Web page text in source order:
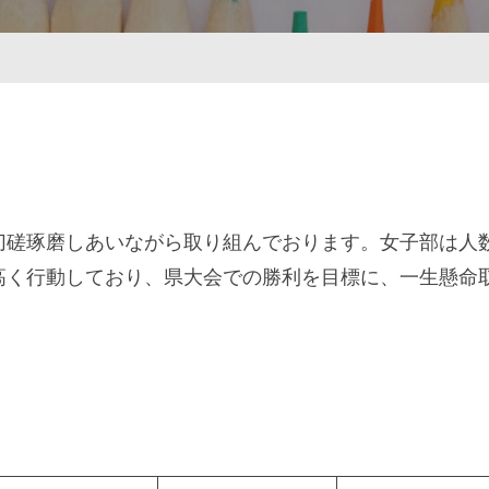
琢磨しあいながら取り組んでおります。女子部は人
行動しており、県大会での勝利を目標に、一生懸命